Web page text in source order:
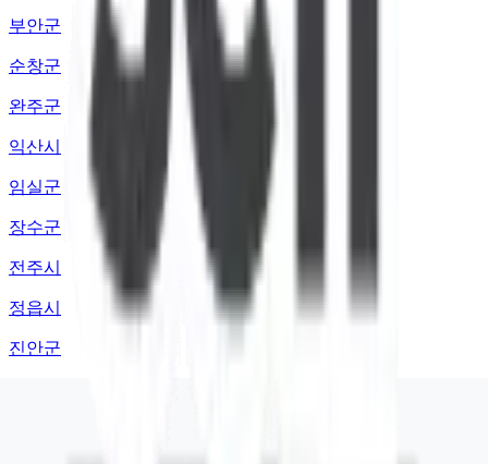
부안군
순창군
완주군
익산시
임실군
장수군
전주시
정읍시
진안군